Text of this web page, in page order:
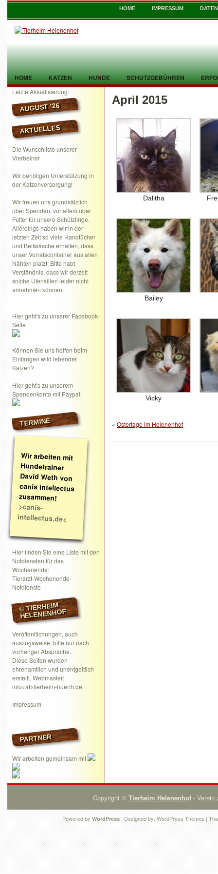
HOME IMPRESSUM
HOME KATZEN HUNDE SCHUTZGEBÜHREN
TIER GEFUNDEN KONTAKT
Letzte Aktualisierung:
AUGUST ’26
AKTUELLES
Die Wunschliste unserer
Vierbeiner
Wir benötigen Unterstützung in
der Katzenversorgung!
Wir freuen uns grundsätzlich
über Spenden, vor allem über
Futter für unsere Schützlinge.
Allerdings haben wir in der
letzten Zeit so viele Handtücher
und Bettwäsche erhalten, dass
unser Vorratscontainer aus allen
Nähten platzt! Bitte habt
Verständnis, dass wir derzeit
solche Utensilien leider nicht
annehmen können.
Hier geht's zu unserer Facebook-
Seite
Können Sie uns helfen beim
Einfangen wild lebender
Katzen?
Hier geht's zu unserem
Spendenkonto mit Paypal:
TERMINE
Wir arbeiten mit
Hundetrainer
David Weth von
canis intellectus
zusammen!
>canis-
intellectus.de<
Hier finden Sie eine Liste mit den
Notdiensten für das
Wochenende:
Tierarzt-Wochenende-
Notdienste
© TIERHEIM
HELENENHOF
Veröffentlichungen, auch
auszugsweise, bitte nur nach
vorheriger Absprache.
Diese Seiten wurden
ehrenamtlich und unentgeltlich
erstellt. Webmaster:
info<ät>tierheim-huerth.de
Impressum
PARTNER
Wir arbeiten gemeinsam mit
April 2015
Dalitha
Bailey
Vicky
« Ostertage im Helenenhof
Copyright © Tierheim Helenenhof- Verein
Powered by WordPress | Designed by: WordPress Themes |